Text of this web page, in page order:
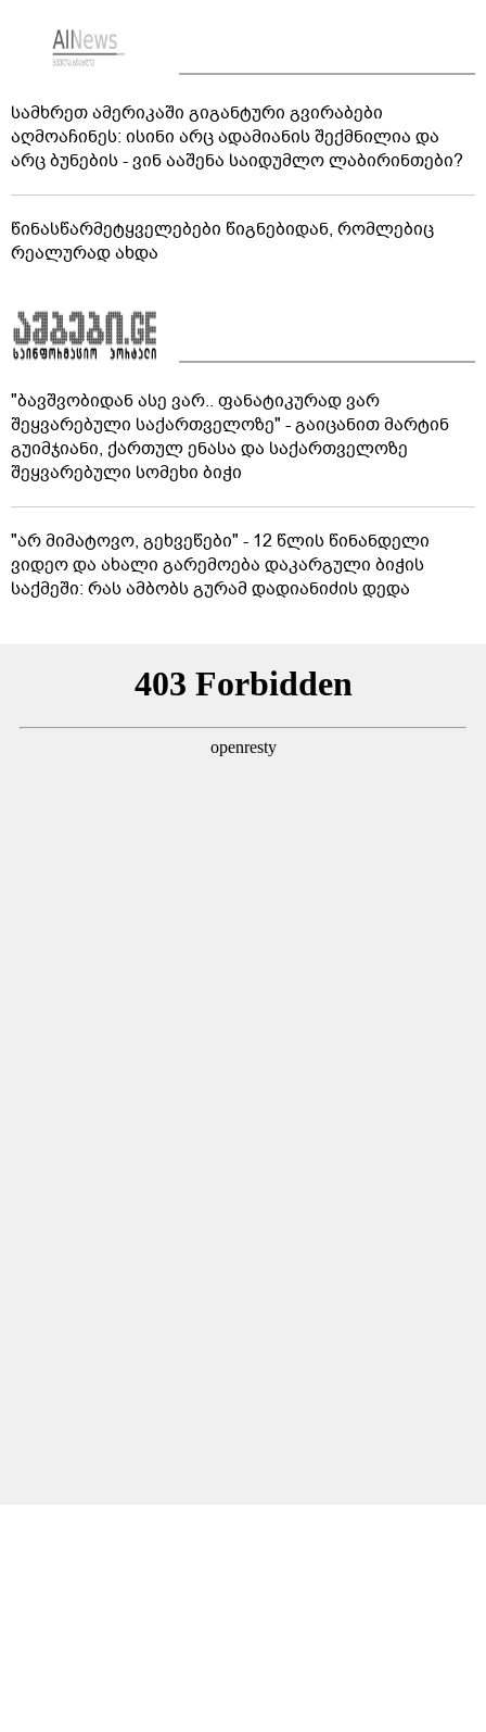
სამხრეთ ამერიკაში გიგანტური გვირაბები
აღმოაჩინეს: ისინი არც ადამიანის შექმნილია და
არც ბუნების - ვინ ააშენა საიდუმლო ლაბირინთები?
წინასწარმეტყველებები წიგნებიდან, რომლებიც
რეალურად ახდა
"ბავშვობიდან ასე ვარ.. ფანატიკურად ვარ
შეყვარებული საქართველოზე" - გაიცანით მარტინ
გუიმჯიანი, ქართულ ენასა და საქართველოზე
შეყვარებული სომეხი ბიჭი
"არ მიმატოვო, გეხვეწები" - 12 წლის წინანდელი
ვიდეო და ახალი გარემოება დაკარგული ბიჭის
საქმეში: რას ამბობს გურამ დადიანიძის დედა